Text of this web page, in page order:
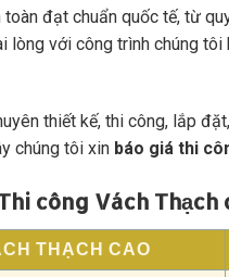
đạt chuẩn quốc tế, từ
lòng với công trình chúng tôi
thiết kế, thi công, lắp
chúng tôi xin báo giá thi
công Vách Thạch
THẠCH CAO